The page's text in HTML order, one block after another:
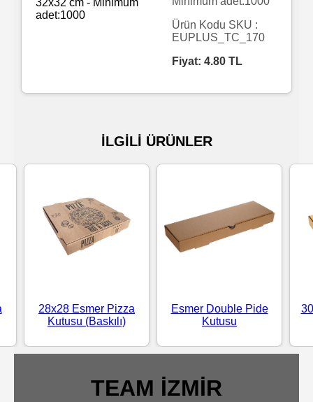
Islak
/
Mendiller
Bazlı
Mendiller
Standart
Mendiller
Ürün Kodu SKU :
EUPLUS_TC_170
Fiyat: 4.80 TL
İLGİLİ ÜRÜNLER
28x28 Esmer Pizza
Kutusu (Baskılı)
Esmer Double Pide
Kutusu
TEAM İZMİR